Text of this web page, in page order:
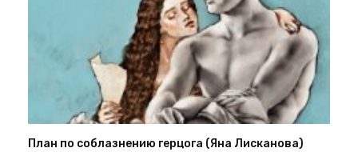
План по соблазнению герцога (Яна Лисканова)